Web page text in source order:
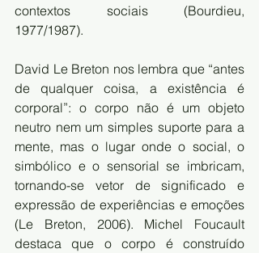
contextos sociais (Bourdieu,
1977/1987).
David Le Breton nos lembra que “antes
de qualquer coisa, a existência é
corporal”: o corpo não é um objeto
neutro nem um simples suporte para a
mente, mas o lugar onde o social, o
simbólico e o sensorial se imbricam,
tornando-se vetor de significado e
expressão de experiências e emoções
(Le Breton, 2006). Michel Foucault
destaca que o corpo é construído